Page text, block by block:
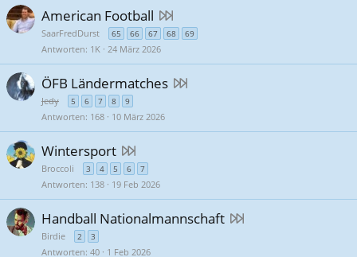
American Football
SaarFredDurst 65 66 67 68 69
Antworten 1K 24 März 2026
ÖFB Ländermatches
Jedy 5 6 7 8 9
Antworten 168 10 März 2026
Wintersport
Broccoli 3 4 5 6 7
Antworten 138 19 Feb 2026
Handball Nationalmannschaft
Birdie 2 3
Antworten 40 1 Feb 2026